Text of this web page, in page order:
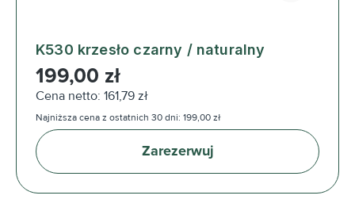
K530 krzesło czarny / naturalny
Cena regularna:
199,00 zł
Cena netto: 161,79 zł
Najniższa cena z ostatnich 30 dni: 199,00 zł
Zarezerwuj